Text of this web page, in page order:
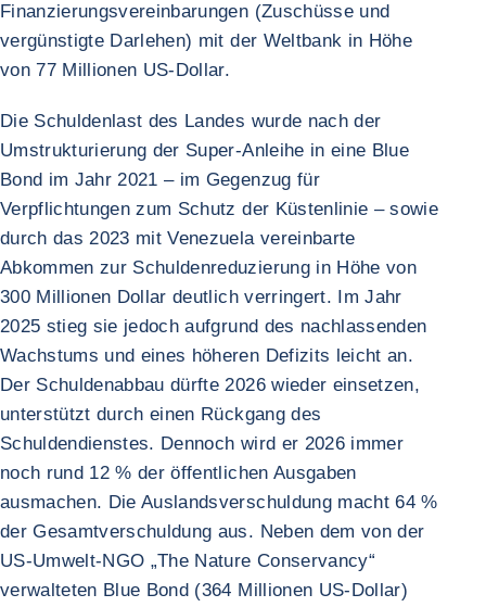
Finanzierungsvereinbarungen (Zuschüsse und
vergünstigte Darlehen) mit der Weltbank in Höhe
von 77 Millionen US-Dollar.
Die Schuldenlast des Landes wurde nach der
Umstrukturierung der Super-Anleihe in eine Blue
Bond im Jahr 2021 – im Gegenzug für
Verpflichtungen zum Schutz der Küstenlinie – sowie
durch das 2023 mit Venezuela vereinbarte
Abkommen zur Schuldenreduzierung in Höhe von
300 Millionen Dollar deutlich verringert. Im Jahr
2025 stieg sie jedoch aufgrund des nachlassenden
Wachstums und eines höheren Defizits leicht an.
Der Schuldenabbau dürfte 2026 wieder einsetzen,
unterstützt durch einen Rückgang des
Schuldendienstes. Dennoch wird er 2026 immer
noch rund 12 % der öffentlichen Ausgaben
ausmachen. Die Auslandsverschuldung macht 64 %
der Gesamtverschuldung aus. Neben dem von der
US-Umwelt-NGO „The Nature Conservancy“
verwalteten Blue Bond (364 Millionen US-Dollar)